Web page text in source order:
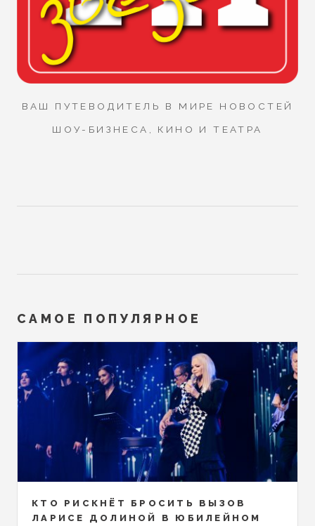
ВАШ ПУТЕВОДИТЕЛЬ В МИРЕ НОВОСТЕЙ
ШОУ-БИЗНЕСА, КИНО И ТЕАТРА
САМОЕ ПОПУЛЯРНОЕ
КТО РИСКНЁТ БРОСИТЬ ВЫЗОВ
ЛАРИСЕ ДОЛИНОЙ В ЮБИЛЕЙНОМ